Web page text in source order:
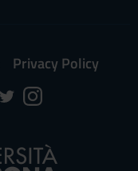
Privacy Policy